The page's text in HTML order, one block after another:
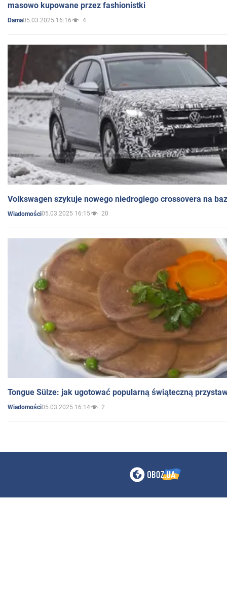
masowo kupowane przez fashionistki
Dama05.03.2025 16:16 4
Volkswagen szykuje nowego niedrogiego crossovera na
Wiadomości05.03.2025 16:15 20
Tongue Sülze: jak ugotować popularną świąteczną
Wiadomości05.03.2025 16:14 2